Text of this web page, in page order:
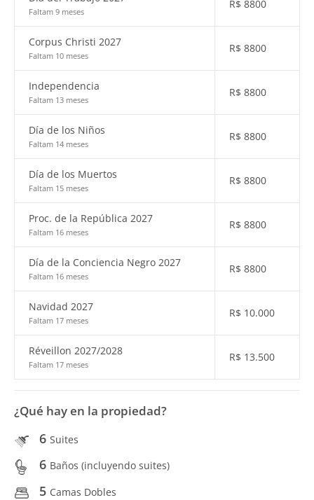
Faltam 9 meses
R$ 8800
Corpus Christi 2027
Faltam 10 meses
R$ 8800
Independencia
Faltam 13 meses
R$ 8800
Día de los Niños
Faltam 14 meses
R$ 8800
Día de los Muertos
Faltam 15 meses
R$ 8800
Proc. de la República 2027
Faltam 16 meses
R$ 8800
Día de la Conciencia Negro 2027
Faltam 16 meses
R$ 8800
Navidad 2027
Faltam 17 meses
R$ 10.000
Réveillon 2027/2028
Faltam 17 meses
R$ 13.500
¿Qué hay en la propiedad?
6 Suites
6 Baños (incluyendo suites)
5 Camas Dobles